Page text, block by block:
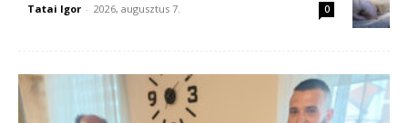
Tatai Igor - 2026, augusztus 7. 0